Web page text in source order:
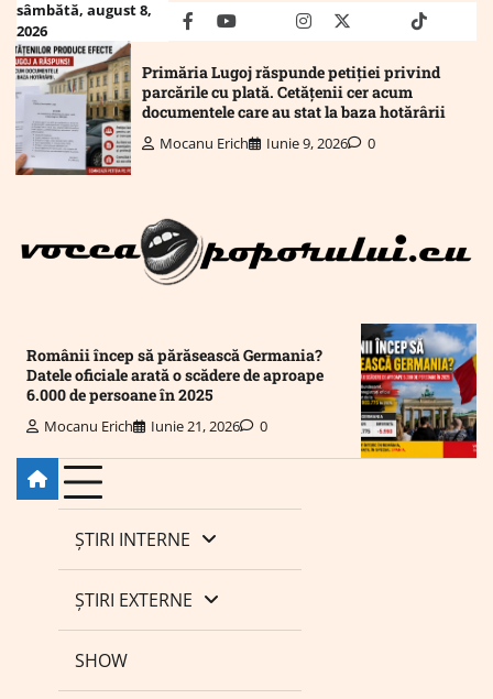
Skip
content
sâmbătă, august 8,
2026
facebookyoutubeMailinstagram
twitter truthtiktok
Primăria Lugoj răspunde petiției privind
parcările cu plată. Cetățenii cer acum
documentele care au stat la baza hotărârii
Mocanu Erich Iunie 9, 2026 0
Românii încep să părăsească Germania?
Datele oficiale arată o scădere de aproape
6.000 de persoane în 2025
Mocanu Erich Iunie 21, 2026 0
ȘTIRI INTERNE
ȘTIRI EXTERNE
SHOW